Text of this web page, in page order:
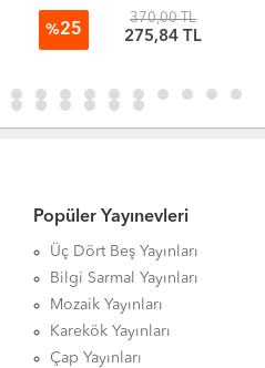
Deneme
%25
370,00 TL
275,84 TL
Popüler Yayınevleri
Üç Dört Beş Yayınları
Bilgi Sarmal Yayınları
Mozaik Yayınları
Karekök Yayınları
Çap Yayınları